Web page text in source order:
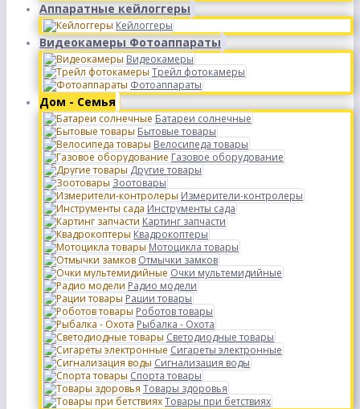
Аппаратные кейлоггеры
Кейлоггеры
Видеокамеры Фотоаппараты
Видеокамеры
Трейл фотокамеры
Фотоаппараты
Дом - Семья
Батареи солнечные
Бытовые товары
Велосипеда товары
Газовое оборудование
Другие товары
Зоотовары
Измерители-контролеры
Инструменты сада
Картинг запчасти
Квадрокоптеры
Мотоцикла товары
Отмычки замков
Очки мультемидийные
Радио модели
Рации товары
Роботов товары
Рыбалка - Охота
Светодиодные товары
Сигареты электронные
Сигнализация воды
Спорта товары
Товары здоровья
Товары при бетствиях